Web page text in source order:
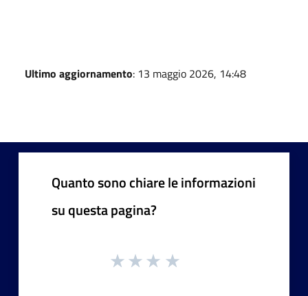
Ultimo aggiornamento: 13 maggio 2026, 14:48
Quanto sono chiare le informazioni
su questa pagina?